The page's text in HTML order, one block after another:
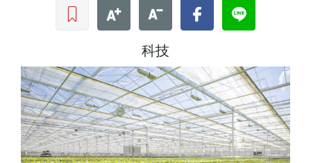
收藏文章 文字加大 文字縮小 Facebook
科技